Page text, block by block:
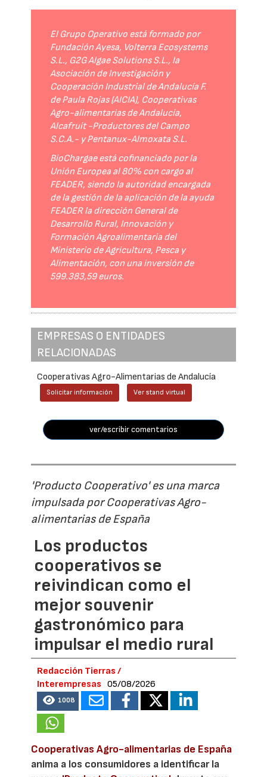
El Grupo Operativo está formado por
Fundación Ayesa, Volterra Ecosystems
S.L., G2G Algae Solutions S.L., la
Asociación de Investigación y
Cooperación Industrial de Andalucía F.
de Paula Rojas (AICIA), Cooperativas
Agro-alimentarias de Andalucía,
Alcafruit -Productores del Campo
S.C.A.- y Pentanux-Almoxata S.L.
BioChargae está cofinanciado por la
Unión Europea al 80% con cargo al
FEADER, siendo la autoridad encargada
de la gestión de la aplicación de la ayuda
FEADER la dirección General de
Desarrollo Rural, Innovación y
Formación Agroalimentaria del
Ministerio de Agricultura, Pesca y
Alimentación, con una inversión de
599.383,59 euros.
EMPRESAS O ENTIDADES
RELACIONADAS
Cooperativas Agro-Alimentarias de Andalucía
Solicitar información Ver stand virtual
ver/escribir comentarios
'Producto Cooperativo' es una marca
impulsada por Cooperativas Agro-
alimentarias de España
Los productos
cooperativos se
reivindican como el
mejor souvenir
gastronómico para
impulsar el medio rural
Redacción Tierras /
Interempresas
05/08/2026
1008
Cooperativas Agro-alimentarias de España
anima a los consumidores a identificar la